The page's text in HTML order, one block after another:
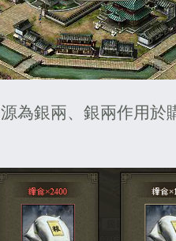
銀兩、銀兩作用於